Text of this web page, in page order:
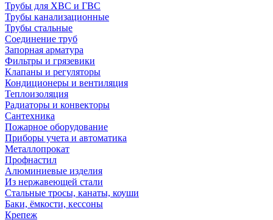
Трубы для ХВС и ГВС
Трубы канализационные
Трубы стальные
Соединение труб
Запорная арматура
Фильтры и грязевики
Клапаны и регуляторы
Кондиционеры и вентиляция
Теплоизоляция
Радиаторы и конвекторы
Сантехника
Пожарное оборудование
Приборы учета и автоматика
Металлопрокат
Профнастил
Алюминиевые изделия
Из нержавеющей стали
Стальные тросы, канаты, коуши
Баки, ёмкости, кессоны
Крепеж